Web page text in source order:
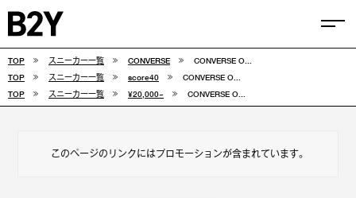
COLUMN
FEATURE
TOP スニーカー一覧 CONVERSE
CONVERSE O...
TOP
スニーカー一覧 score40
CONVERSE O...
TOP
スニーカー一覧 ¥20,000~ CONVERSE O...
このページのリンクにはプロモーションが含まれています。